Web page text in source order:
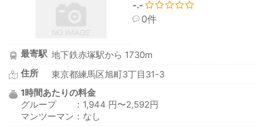
-.-
0件
最寄駅 地下鉄赤塚駅から 1730m
住所
東京都練馬区旭町3丁目31-3
1時間あたりの料金
グループ ：1,944 円〜2,592円
マンツーマン：なし